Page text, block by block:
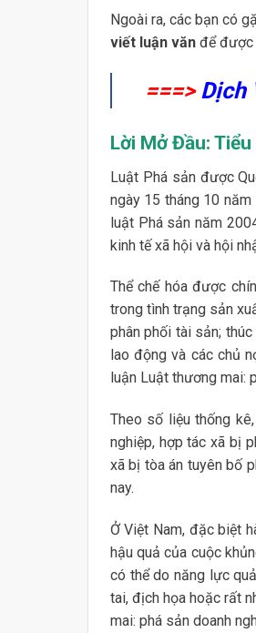
Ngoài ra, các bạn có
viết luận vănđể được
===>Dịch
Lời Mở Đầu:
Luật Phá sản được
ngày 15 tháng 10
luật Phá sản năm
kinh tế xã hội và hội
Thể chế hóa được
trong tình trạng sản
phân phối tài sản;
lao động và các chủ
luận Luật thương mai:
Theo số liệu thống
nghiệp, hợp tác xã bị
xã bị tòa án tuyên bố
nay.
Ở Việt Nam, đặc biệt
hậu quả của cuộc
có thể do năng lực
tai, địch họa hoặc rất
mai: phá sản doanh